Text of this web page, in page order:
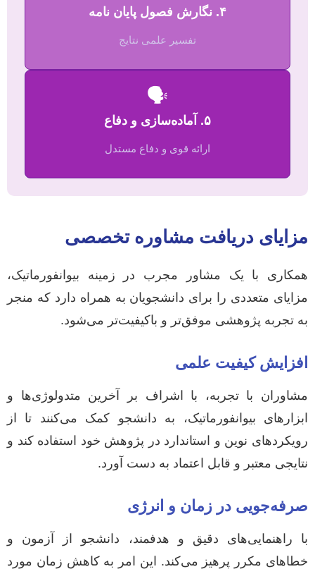
۴. نگارش فصول پایان نامه
تفسیر علمی نتایج
🗣️
۵. آماده‌سازی و دفاع
ارائه قوی و دفاع مستدل
مزایای دریافت مشاوره تخصصی
همکاری با یک مشاور مجرب در زمینه بیوانفورماتیک،
مزایای متعددی را برای دانشجویان به همراه دارد که منجر
به تجربه پژوهشی موفق‌تر و باکیفیت‌تر می‌شود.
افزایش کیفیت علمی
مشاوران با تجربه، با اشراف بر آخرین متدولوژی‌ها و
ابزارهای بیوانفورماتیک، به دانشجو کمک می‌کنند تا از
رویکردهای نوین و استاندارد در پژوهش خود استفاده کند و
نتایجی معتبر و قابل اعتماد به دست آورد.
صرفه‌جویی در زمان و انرژی
با راهنمایی‌های دقیق و هدفمند، دانشجو از آزمون و
خطاهای مکرر پرهیز می‌کند. این امر به کاهش زمان مورد